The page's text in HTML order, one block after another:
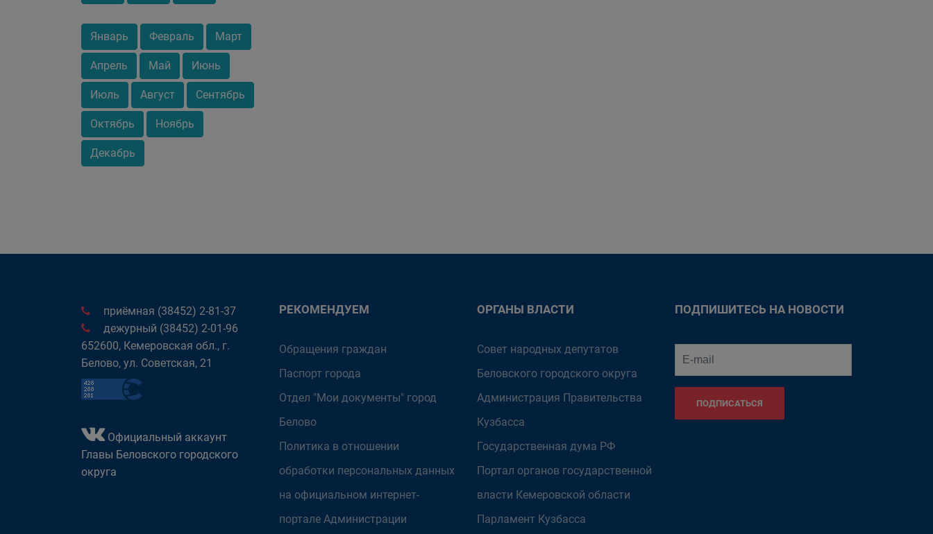
Январь Февраль Март
Апрель Май Июнь
Июль Август Сентябрь
Октябрь Ноябрь
Декабрь
приёмная (38452) 2-81-37
дежурный (38452) 2-01-96
652600, Кемеровская обл., г.
Белово, ул. Советская, 21
Официальный аккаунт
Главы Беловского городского
округа
РЕКОМЕНДУЕМ
Обращения граждан
Паспорт города
Отдел "Мои документы" город
Белово
Политика в отношении
обработки персональных данных
на официальном интернет-
портале Администрации
ОРГАНЫ ВЛАСТИ
Совет народных депутатов
Беловского городского округа
Администрация Правительства
Кузбасса
Государственная дума РФ
Портал органов государственной
власти Кемеровской области
Парламент Кузбасса
ПОДПИШИТЕСЬ НА НОВОСТИ
ПОДПИСАТЬСЯ